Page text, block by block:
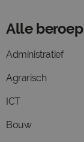
Alle
Administratief
Agrarisch
ICT
Bouw